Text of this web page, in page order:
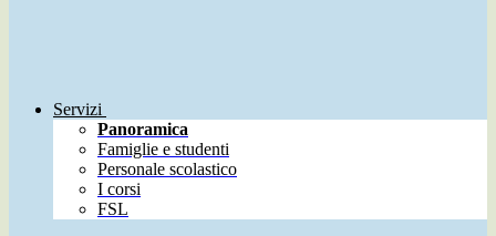
Servizi
Panoramica
Famiglie e studenti
Personale scolastico
I corsi
FSL